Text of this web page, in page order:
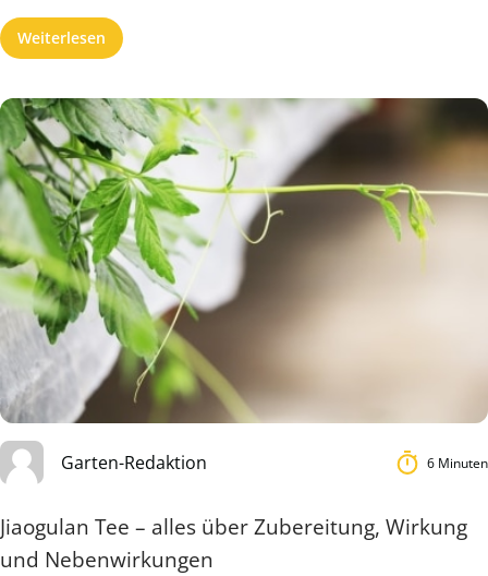
Weiterlesen
Garten-Redaktion 6 Minuten
Jiaogulan Tee – alles über Zubereitung, Wirkung
und Nebenwirkungen